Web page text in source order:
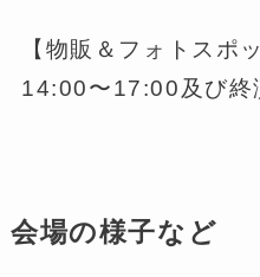
【物販＆フォトスポ
14:00〜17:00及び終
会場の様子など